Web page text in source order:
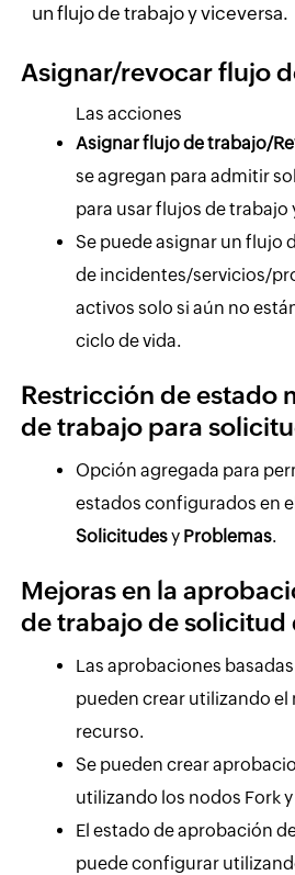
un flujo de trabajo y viceversa.
Asignar/revocar flujo
Las acciones
Asignar flujo de trabajo/
se agregan para admitir
para usar flujos de trabajo
Se puede asignar un flujo
de incidentes/servicios/
activos solo si aún no
ciclo de vida.
Restricción de estado
de trabajo para
Opción agregada para
estados configurados en
Solicitudesy Problemas.
Mejoras en la
de trabajo de solicitud
Las aprobaciones
pueden crear utilizando
recurso.
Se pueden crear
utilizando los nodos Fork y
El estado de aprobación
puede configurar